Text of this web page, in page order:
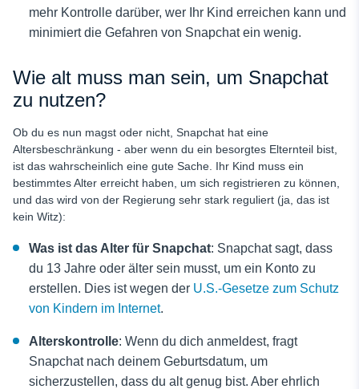
mehr Kontrolle darüber, wer Ihr Kind erreichen kann und
minimiert die Gefahren von Snapchat ein wenig.
Wie alt muss man sein, um Snapchat
zu nutzen?
Ob du es nun magst oder nicht, Snapchat hat eine
Altersbeschränkung - aber wenn du ein besorgtes Elternteil bist,
ist das wahrscheinlich eine gute Sache. Ihr Kind muss ein
bestimmtes Alter erreicht haben, um sich registrieren zu können,
und das wird von der Regierung sehr stark reguliert (ja, das ist
kein Witz):
Was ist das Alter für Snapchat: Snapchat sagt, dass
du 13 Jahre oder älter sein musst, um ein Konto zu
erstellen. Dies ist wegen der U.S.-Gesetze zum Schutz
von Kindern im Internet.
Alterskontrolle: Wenn du dich anmeldest, fragt
Snapchat nach deinem Geburtsdatum, um
sicherzustellen, dass du alt genug bist. Aber ehrlich